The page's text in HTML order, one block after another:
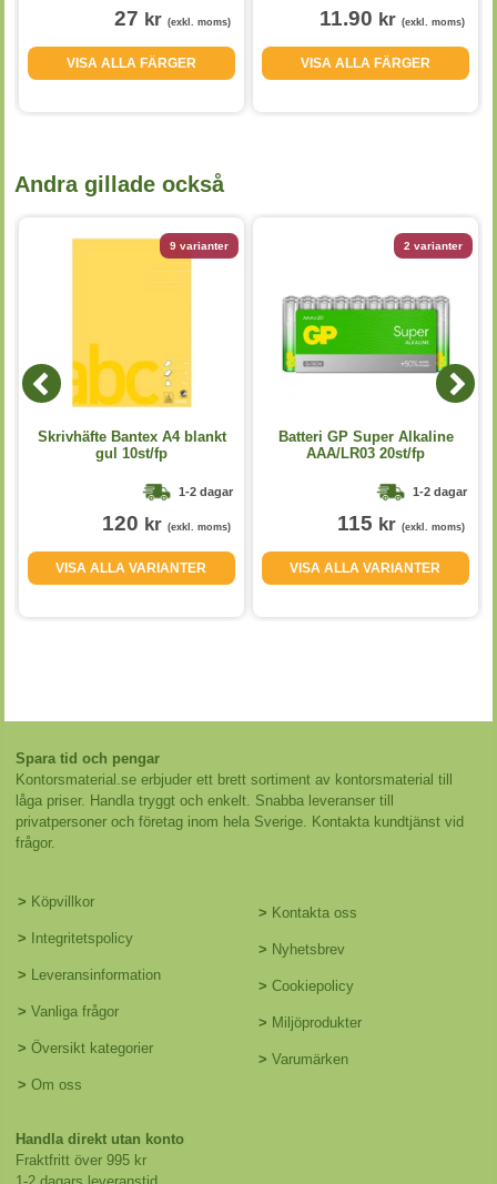
27 kr (exkl. moms)
VISA ALLA FÄRGER
11.90 kr (exkl. moms)
VISA ALLA FÄRGER
Andra gillade också
9 varianter
Skrivhäfte Bantex A4 blankt
gul 10st/fp
1-2 dagar
120 kr (exkl. moms)
VISA ALLA VARIANTER
2 varianter
Batteri GP Super Alkaline
AAA/LR03 20st/fp
1-2 dagar
115 kr (exkl. moms)
VISA ALLA VARIANTER
Spara tid och pengar
Kontorsmaterial.se erbjuder ett brett sortiment av kontorsmaterial till
låga priser. Handla tryggt och enkelt. Snabba leveranser till
privatpersoner och företag inom hela Sverige. Kontakta kundtjänst vid
frågor.
> Köpvillkor
> Integritetspolicy
> Leveransinformation
> Vanliga frågor
> Översikt kategorier
> Om oss
> Kontakta oss
> Nyhetsbrev
> Cookiepolicy
> Miljöprodukter
> Varumärken
Handla direkt utan konto
Fraktfritt över 995 kr